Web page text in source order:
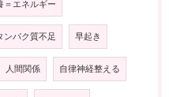
＝エネルギー
ンパク質不足 早起き
人間関係 自律神経整える